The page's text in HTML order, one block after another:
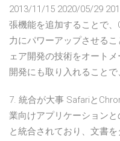
2013/11/15 2020/05/29
張機能を追加することで、
力にパワーアップさせる
ェア開発の技術をオート
開発にも取り入れること
7. 統合が大事 Safariと
業向けアプリケーション
と統合されており、文書